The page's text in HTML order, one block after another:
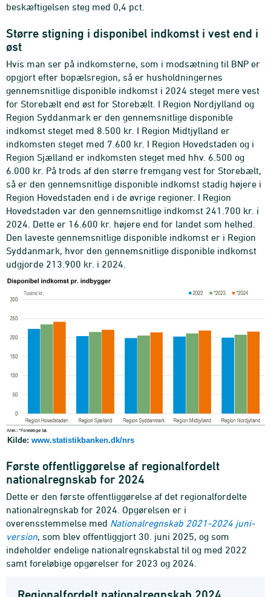
beskæftigelsen steg med 0,4 pct.
Større stigning i disponibel indkomst i vest end i
øst
Hvis man ser på indkomsterne, som i modsætning til BNP er
opgjort efter bopælsregion, så er husholdningernes
gennemsnitlige disponible indkomst i 2024 steget mere vest
for Storebælt end øst for Storebælt. I Region Nordjylland og
Region Syddanmark er den gennemsnitlige disponible
indkomst steget med 8.500 kr. I Region Midtjylland er
indkomsten steget med 7.600 kr. I Region Hovedstaden og i
Region Sjælland er indkomsten steget med hhv. 6.500 og
6.000 kr. På trods af den større fremgang vest for Storebælt,
så er den gennemsnitlige disponible indkomst stadig højere i
Region Hovedstaden end i de øvrige regioner. I Region
Hovedstaden var den gennemsnitlige indkomst 241.700 kr. i
2024. Dette er 16.600 kr. højere end for landet som helhed.
Den laveste gennemsnitlige disponible indkomst er i Region
Syddanmark, hvor den gennemsnitlige disponible indkomst
udgjorde 213.900 kr. i 2024.
Kilde: www.statistikbanken.dk/nrs
Første offentliggørelse af regionalfordelt
nationalregnskab for 2024
Dette er den første offentliggørelse af det regionalfordelte
nationalregnskab for 2024. Opgørelsen er i
overensstemmelse med Nationalregnskab 2021-2024 juni-
version, som blev offentliggjort 30. juni 2025, og som
indeholder endelige nationalregnskabstal til og med 2022
samt foreløbige opgørelser for 2023 og 2024.